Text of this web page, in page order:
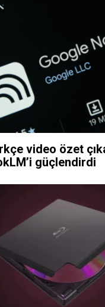
video özet
güçlendirdi